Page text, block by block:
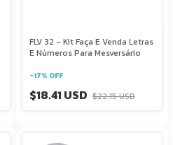
FLV 32 - Kit Faça E Venda Letras
E Números Para Mesversário
-17% OFF
$18.41 USD $22.15 USD